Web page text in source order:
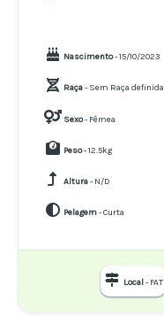
Nascimento- 15/10/2023
Raça- Sem Raça definida
Sexo- Fêmea
Peso- 12.5kg
Altura- N/D
Pelagem- Curta
Local- FAT